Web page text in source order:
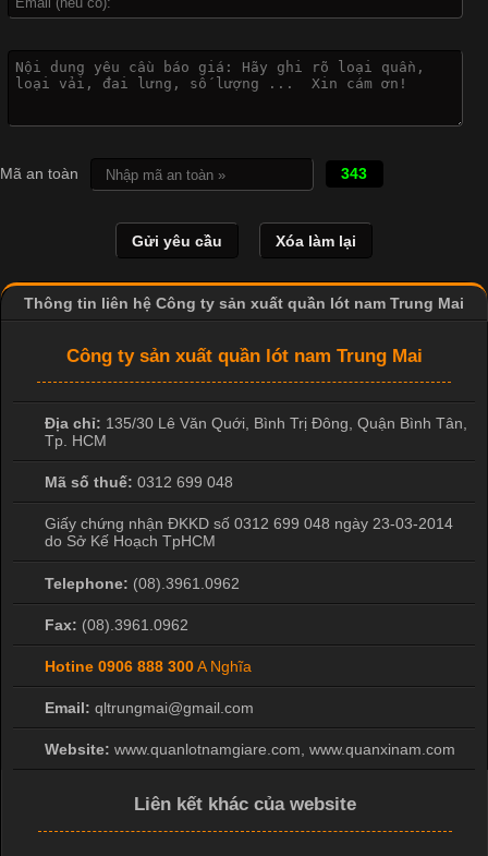
Cập nhật 2026-04-21 15:41:03
In Chuyển Nhiệt Là Gì? Công Nghệ In Hiện Đại Trong Ngành
May Mặc Trong ngành in ấn và thời trang, in chuyển nhiệt đang
hình ảnh sắc nét và bền màu. Đặc biệt, kỹ thuật này được ứng
dụng rộng rãi trong sản xuất áo thun, đồ thể thao
Mã an toàn 343
Thông tin liên hệ Công ty sản xuất quần lót nam Trung Mai
Công ty sản xuất quần lót nam Trung Mai
Địa chỉ: 135/30 Lê Văn Quới, Bình Trị Đông Quận Bình Tân
Tp. HCM
Mã số thuế: 0312 699 048
Giấy chứng nhận ĐKKD số 0312 699 048 ngày 23-03-2014
do Sở Kế Hoạch TpHCM
Telephone: (08).3961.0962
Fax: (08).3961.0962
Hotine 0906 888 300A Nghĩa
Email: qltrungmai@gmail.com
Website: www.quanlotnamgiare.com, www.quanxinam.com
Liên kết khác của website